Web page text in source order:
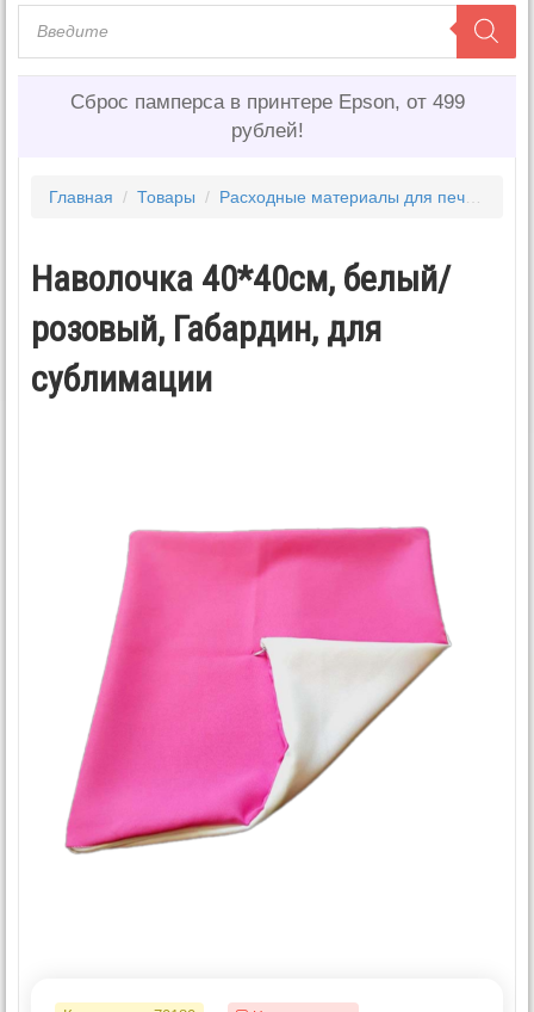
Сброс памперса в принтере Epson, от 499
рублей!
Главная / Товары / Расходные материалы для печати
Наволочка 40*40см, белый/
розовый, Габардин, для
сублимации